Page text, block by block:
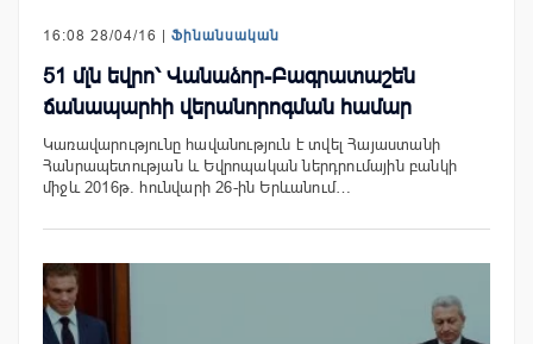
16:08 28/04/16 | Ֆինանսական
51 մլն եվրո՝ Վանաձոր-Բագրատաշեն
ճանապարհի վերանորոգման համար
Կառավարությունը հավանություն է տվել Հայաստանի
Հանրապետության և Եվրոպական ներդրումային բանկի
միջև 2016թ. հունվարի 26-ին Երևանում…